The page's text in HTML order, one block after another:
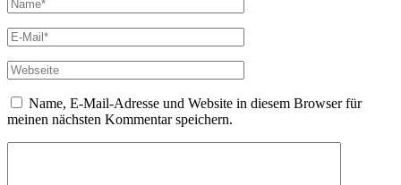
Name, E-Mail-Adresse und Website in diesem Browser für
meinen nächsten Kommentar speichern.